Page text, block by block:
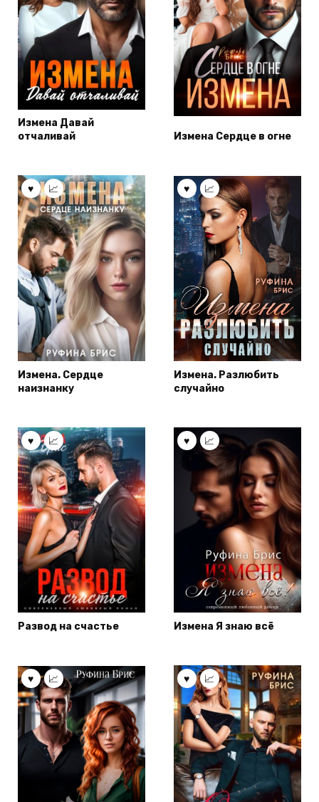
Измена Давай
отчаливай
Измена Сердце в огне
Измена. Сердце
наизнанку
Измена. Разлюбить
случайно
Развод на счастье Измена Я знаю всё